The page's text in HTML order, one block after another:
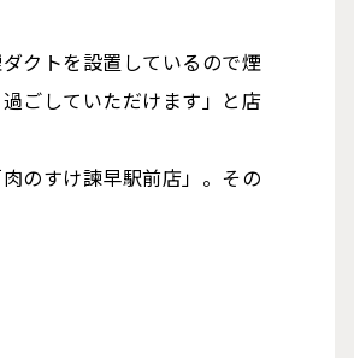
クトを設置しているので煙
ごしていただけます」と店
のすけ諫早駅前店」。その